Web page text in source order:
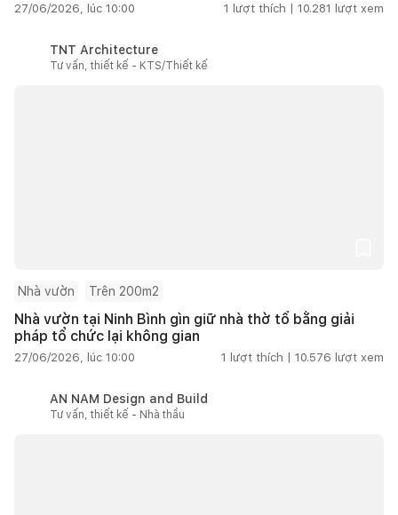
27/06/2026, lúc 10:00 1 lượt thích | 10.281 lượt xem
TNT Architecture
Tư vấn, thiết kế - KTS/Thiết kế
Nhà vườn Trên 200m2
Nhà vườn tại Ninh Bình gìn giữ nhà thờ tổ bằng giải
pháp tổ chức lại không gian
27/06/2026, lúc 10:00 1 lượt thích | 10.576 lượt xem
AN NAM Design and Build
Tư vấn, thiết kế - Nhà thầu